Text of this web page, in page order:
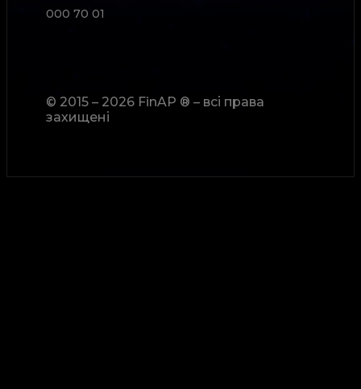
000 70 01
© 2015 – 2026 FinAP ® – всі права
захищені